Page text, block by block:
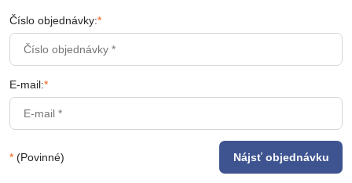
Číslo objednávky:*
E-mail:*
* (Povinné) Nájsť objednávku